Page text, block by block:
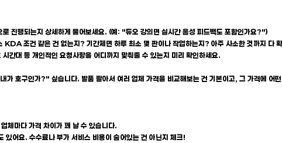
진행되는지 상세하게 물어보세요. (예: "듀오 강의면 실시간 음성 피드백도 포함인가요?")
조건 같은 건 없는지? 기간제면 하루 최소 몇 판이나 작업하는지? 아주 사소한 것까지 다
간대 등 개인적인 요청사항을 어디까지 맞춰줄 수 있는지 미리 확인하세요.
호구인가?" 싶습니다. 발품 팔아서 여러 업체 가격을 비교해보는 건 기본이고, 그 가격에 어
체마다 가격 차이가 꽤 날 수 있습니다.
어요. 수수료나 부가 서비스 비용이 숨어있는 건 아닌지 체크!